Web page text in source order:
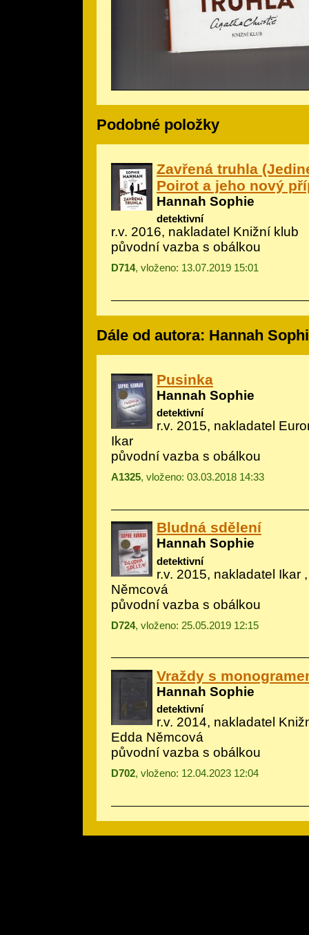
Podobné položky
Zavřená truhla
Poirot a jeho nový
Hannah Sophie
detektivní
r.v. 2016, nakladatel Knižní klub
původní vazba s obálkou
D714, vloženo: 13.07.2019 15:01
Dále od autora: Hannah
Pusinka
Hannah Sophie
detektivní
r.v. 2015, nakladatel
Ikar
původní vazba s obálkou
A1325, vloženo: 03.03.2018 14:33
Bludná sdělení
Hannah Sophie
detektivní
r.v. 2015, nakladatel Ikar
Němcová
původní vazba s obálkou
D724, vloženo: 25.05.2019 12:15
Vraždy s
Hannah Sophie
detektivní
r.v. 2014, nakladatel
Edda Němcová
původní vazba s obálkou
D702, vloženo: 12.04.2023 12:04